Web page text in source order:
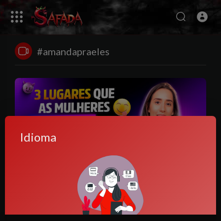
#amandapraeles
3 lugares que as mulheres amam que o homem goze
13 Visualizações·11 meses atrás
Idioma